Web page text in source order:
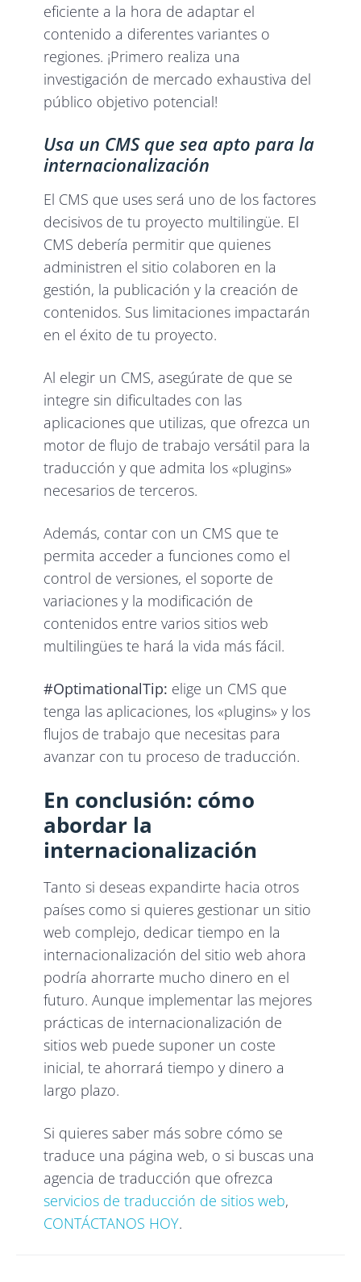
eficiente a la hora de adaptar el
contenido a diferentes variantes o
regiones. ¡Primero realiza una
investigación de mercado exhaustiva del
público objetivo potencial!
Usa un CMS que sea apto para la
internacionalización
El CMS que uses será uno de los factores
decisivos de tu proyecto multilingüe. El
CMS debería permitir que quienes
administren el sitio colaboren en la
gestión, la publicación y la creación de
contenidos. Sus limitaciones impactarán
en el éxito de tu proyecto.
Al elegir un CMS, asegúrate de que se
integre sin dificultades con las
aplicaciones que utilizas, que ofrezca un
motor de flujo de trabajo versátil para la
traducción y que admita los «plugins»
necesarios de terceros.
Además, contar con un CMS que te
permita acceder a funciones como el
control de versiones, el soporte de
variaciones y la modificación de
contenidos entre varios sitios web
multilingües te hará la vida más fácil.
#OptimationalTip: elige un CMS que
tenga las aplicaciones, los «plugins» y los
flujos de trabajo que necesitas para
avanzar con tu proceso de traducción.
En conclusión: cómo
abordar la
internacionalización
Tanto si deseas expandirte hacia otros
países como si quieres gestionar un sitio
web complejo, dedicar tiempo en la
internacionalización del sitio web ahora
podría ahorrarte mucho dinero en el
futuro. Aunque implementar las mejores
prácticas de internacionalización de
sitios web puede suponer un coste
inicial, te ahorrará tiempo y dinero a
largo plazo.
Si quieres saber más sobre cómo se
traduce una página web, o si buscas una
agencia de traducción que ofrezca
servicios de traducción de sitios web,
CONTÁCTANOS HOY.